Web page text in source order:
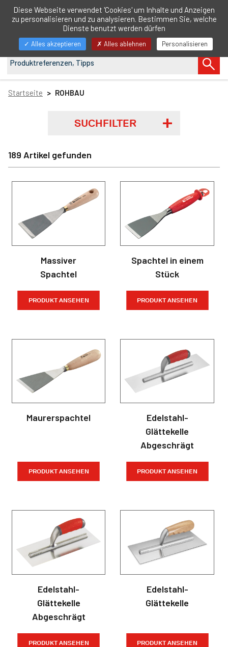
DE
anzeigen/ausblenden
Startseite ROHBAU
SUCHFILTER
189 Artikel gefunden
Massiver
Spachtel
PRODUKT ANSEHEN
Spachtel in einem
Stück
PRODUKT ANSEHEN
Maurerspachtel
PRODUKT ANSEHEN
Edelstahl-
Glättekelle
Abgeschrägt
PRODUKT ANSEHEN
Edelstahl-
Glättekelle
Abgeschrägt
PRODUKT ANSEHEN
Edelstahl-
Glättekelle
PRODUKT ANSEHEN
Diese Webseite verwendet 'Cookies' um Inhalte und Anzeigen
zu personalisieren und zu analysieren. Bestimmen Sie, welche
Dienste benutzt werden dürfen
Alles akzeptieren Alles ablehnen Personalisieren